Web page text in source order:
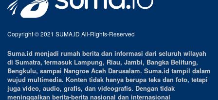
Copyright © 2021 SUMA.ID All-Rights-Reserved
Suma.id menjadi rumah berita dan informasi dari seluruh wilayah
di Sumatra, termasuk Lampung, Riau, Jambi, Bangka Belitung,
Bengkulu, sampai Nangroe Aceh Darusalam. Suma.id tampil dalam
wujud multimedia. Konten tidak hanya berupa teks dan foto, tetapi
juga video, audio, grafis, dan videografis. Dengan tidak
meninggalkan berita-berita nasional dan internasional